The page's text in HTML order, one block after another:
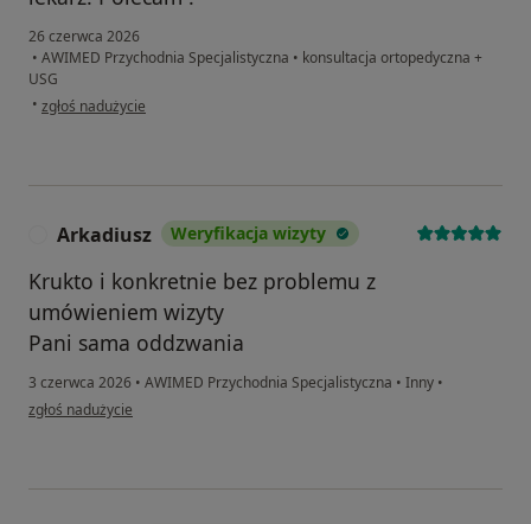
26 czerwca 2026
• AWIMED Przychodnia Specjalistyczna • konsultacja ortopedyczna +
USG
• w opinii użytkownika Łucja
zgłoś nadużycie
Arkadiusz Weryfikacja wizyty
Krukto i konkretnie bez problemu z
umówieniem wizyty
Pani sama oddzwania
3 czerwca 2026 • AWIMED Przychodnia Specjalistyczna • Inny •
w opinii użytkownika Arkadiusz
zgłoś nadużycie